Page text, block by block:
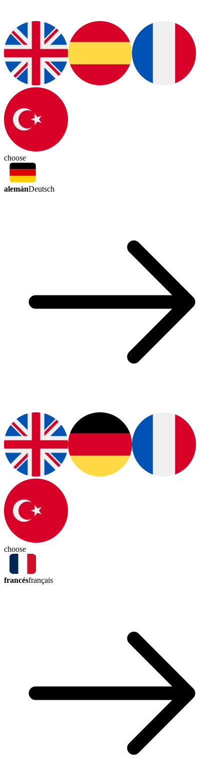
choose
alemánDeutsch
choose
francésfrançais